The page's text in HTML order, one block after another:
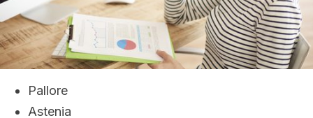
Pallore
Astenia